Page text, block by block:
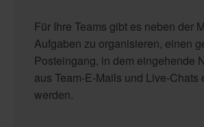
Für Ihre Teams gibt es neben der
Aufgaben zu organisieren, einen
Posteingang, in dem eingehende
aus Team-E-Mails und Live-Chats
werden.